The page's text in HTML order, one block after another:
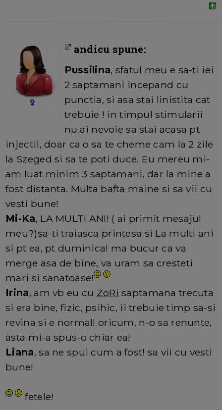
andicu spune:
Pussilina, sfatul meu e sa-ti iei
2 saptamani incepand cu
punctia, si asa stai linistita cat
trebuie ! in timpul stimularii
nu ai nevoie sa stai acasa pt
injectii, doar ca o sa te cheme cam la 2 zile
la Szeged si sa te poti duce. Eu mereu mi-
am luat minim 3 saptamani, dar la mine a
fost distanta. Multa bafta maine si sa vii cu
vesti bune!
Mi-Ka, LA MULTI ANI! ( ai primit mesajul
meu?)sa-ti traiasca printesa si La multi ani
si pt ea, pt duminica! ma bucur ca va
merge asa de bine, va uram sa cresteti
mari si sanatoase!
Irina, am vb eu cu ZoRi saptamana trecuta
si era bine, fizic, psihic, ii trebuie timp sa-si
revina si e normal! oricum, n-o sa renunte,
asta mi-a spus-o chiar ea!
Liana, sa ne spui cum a fost! sa vii cu vesti
bune!
fetele!